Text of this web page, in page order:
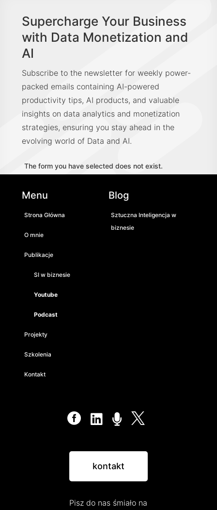
Supercharge Your Business
with Data Monetization and
AI
Subscribe to the newsletter for weekly power-
packed emails containing AI-powered
productivity tips, AI products, and valuable
insights on data analytics and monetization
strategies, ensuring you stay ahead in the
evolving world of Data and AI.
The form you have selected does not exist.
Menu
Strona Główna
O mnie
Publikacje
SI w biznesie
Youtube
Podcast
Projekty
Szkolenia
Kontakt
Blog
Sztuczna Inteligencja w
biznesie
   
kontakt
Pisz do nas śmiało na